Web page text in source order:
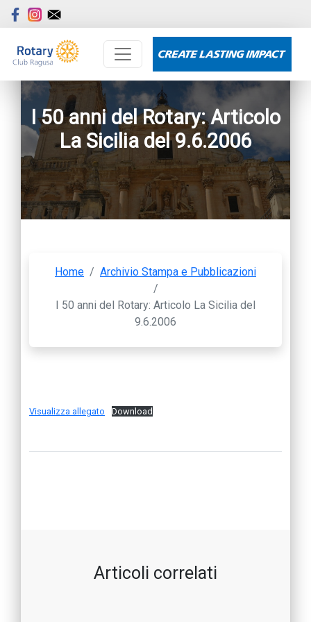
I 50 anni del Rotary: Articolo
La Sicilia del 9.6.2006
Home / Archivio Stampa e Pubblicazioni
/
I 50 anni del Rotary: Articolo La Sicilia del
9.6.2006
Visualizza allegato Download
Articoli correlati